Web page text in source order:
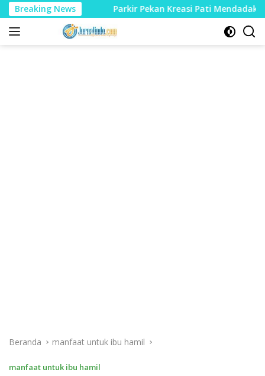
Langsung
ke
konten
Breaking News
P21 Parkir Pekan Kreasi Pati Mendadak Rp10 Ribu,
Beranda manfaat untuk ibu hamil
manfaat untuk ibu hamil